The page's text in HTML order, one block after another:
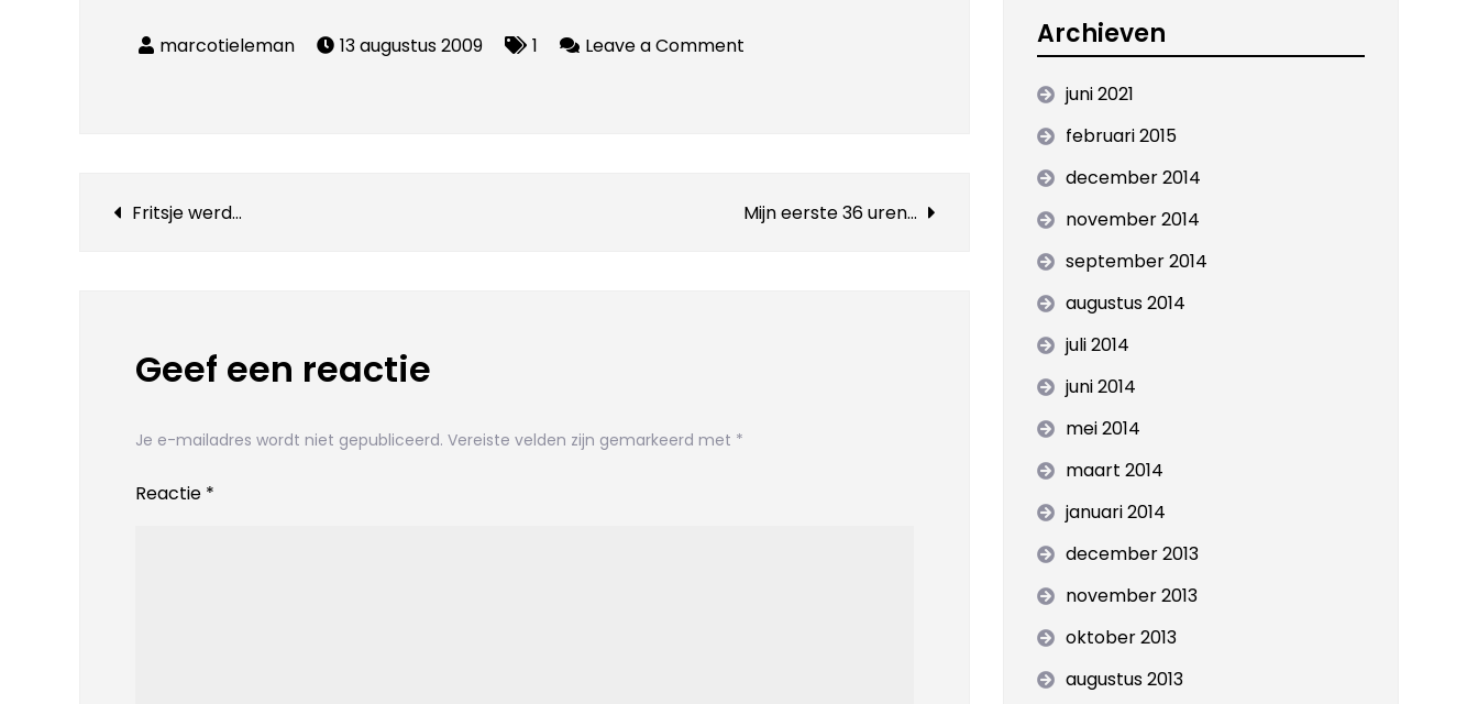
13 augustus 2009 1 Leave a Comment
Bericht
Fritsje werd… Mijn eerste 36 uren…
Geef een reactie
Je e-mailadres wordt niet gepubliceerd. Vereiste velden zijn gemarkeerd met *
Reactie *
Archieven
juni 2021
februari 2015
december 2014
november 2014
september 2014
augustus 2014
juli 2014
juni 2014
mei 2014
maart 2014
januari 2014
december 2013
november 2013
oktober 2013
augustus 2013